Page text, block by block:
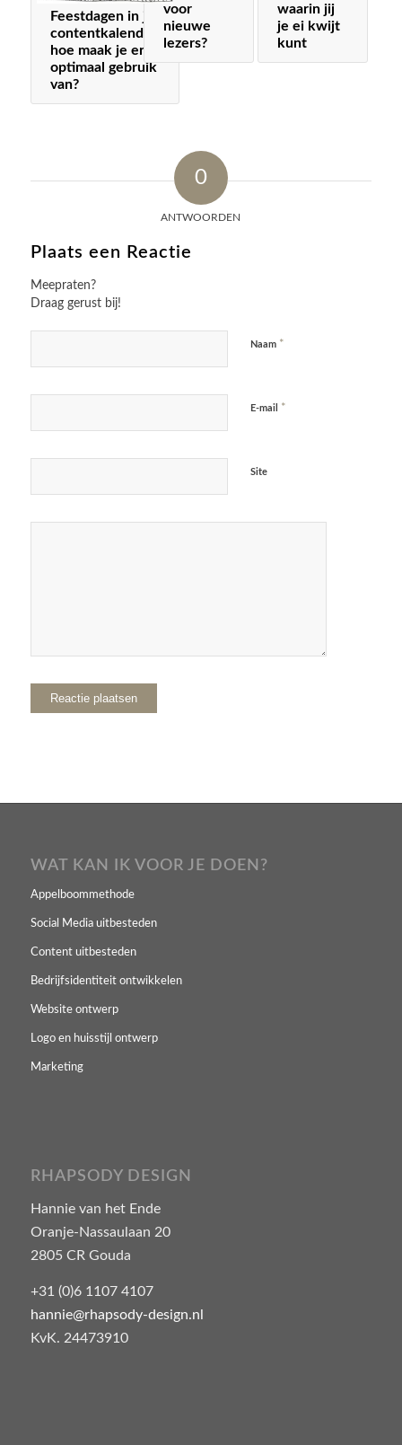
Feestdagen in je
contentkalender,
hoe maak je er
optimaal gebruik
van?
voor
nieuwe
lezers?
waarin jij
je ei kwijt
kunt
0
ANTWOORDEN
Plaats een Reactie
Meepraten?
Draag gerust bij!
Naam *
E-mail *
Site
WAT KAN IK VOOR JE DOEN?
Appelboommethode
Social Media uitbesteden
Content uitbesteden
Bedrijfsidentiteit ontwikkelen
Website ontwerp
Logo en huisstijl ontwerp
Marketing
RHAPSODY DESIGN
Hannie van het Ende
Oranje-Nassaulaan 20
2805 CR Gouda
+31 (0)6 1107 4107
hannie@rhapsody-design.nl
KvK. 24473910